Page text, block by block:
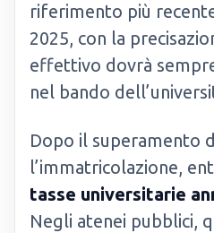
riferimento più
2025, con la
effettivo dovrà
nel bando
Dopo il superamento
l’immatricolazione,
tasse universitarie
Negli atenei pubblici,